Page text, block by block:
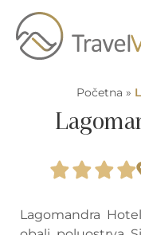
Početna »
Lagomandra